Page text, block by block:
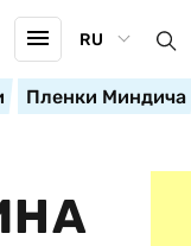
RU
Пленки Миндича